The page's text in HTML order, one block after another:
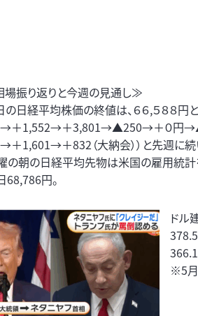
振り返りと今週の見通し≫
の日経平均株価の終値は、６６,５８
＋1,552→＋3,801→▲250→＋０
1,601→＋832（大納会））と先週に続
の朝の日経平均先物は米国の雇用統
円。
ドル
※5月